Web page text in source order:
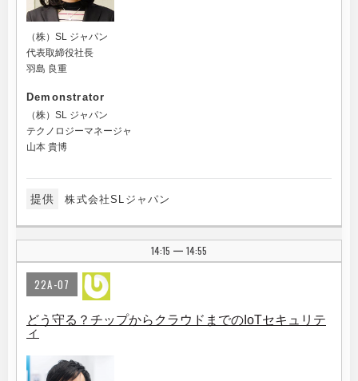
（株）SL ジャパン
代表取締役社長
羽島 良重
Demonstrator
（株）SL ジャパン
テクノロジーマネージャ
山本 貴博
提供 株式会社SLジャパン
14:15 | 14:55
22A-07
どう守る？チップからクラウドまでのIoTセキュリテ
ィ